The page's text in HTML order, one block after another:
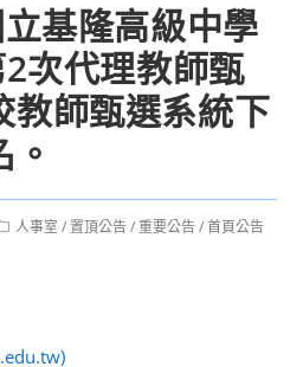
基隆高級中學
次代理教師甄
教師甄選系統下
人事室 / 置頂公告 / 重要公告 / 首頁公告